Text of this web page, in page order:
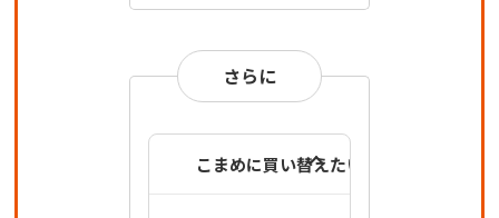
さらに
こまめに買い替えたい方は